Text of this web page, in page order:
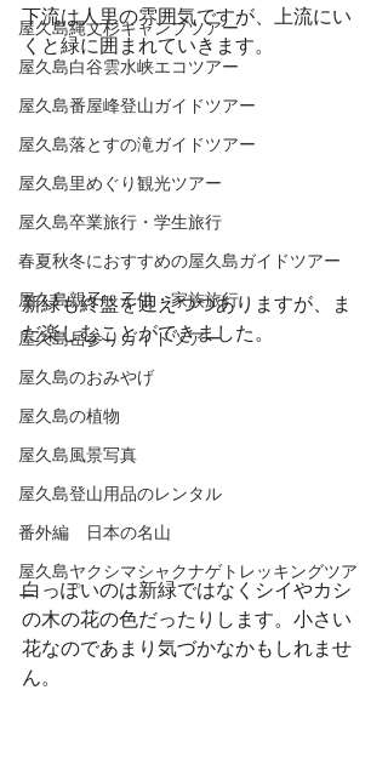
屋久島縄文杉キャンプツアー
屋久島白谷雲水峡エコツアー
屋久島番屋峰登山ガイドツアー
屋久島落とすの滝ガイドツアー
屋久島里めぐり観光ツアー
屋久島卒業旅行・学生旅行
春夏秋冬におすすめの屋久島ガイドツアー
屋久島親子・子供・家族旅行
屋久島岳参りガイドツアー
屋久島のおみやげ
屋久島の植物
屋久島風景写真
屋久島登山用品のレンタル
番外編 日本の名山
屋久島ヤクシマシャクナゲトレッキングツア
ー
下流は人里の雰囲気ですが、上流にい
くと緑に囲まれていきます。
新緑も終盤を迎えつつありますが、ま
だ楽しむことができました。
白っぽいのは新緑ではなくシイやカシ
の木の花の色だったりします。小さい
花なのであまり気づかなかもしれませ
ん。